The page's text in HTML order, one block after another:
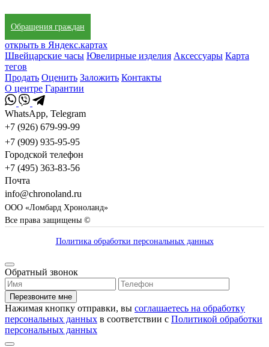
Обращения граждан
открыть в Яндекс.картах
Швейцарские часы Ювелирные изделия Аксессуары Карта
тегов
Продать Оценить Заложить Контакты
О центре Гарантии
WhatsApp, Telegram
+7 (926) 679-99-99
+7 (909) 935-95-95
Городской телефон
+7 (495) 363-83-56
Почта
info@chronoland.ru
ООО «Ломбард Хроноланд»
Все права защищены ©
Политика обработки персональных данных
Обратный звонок
Перезвоните мне
Нажимая кнопку отправки, вы соглашаетесь на обработку
персональных данных в соответствии с Политикой обработки
персональных данных